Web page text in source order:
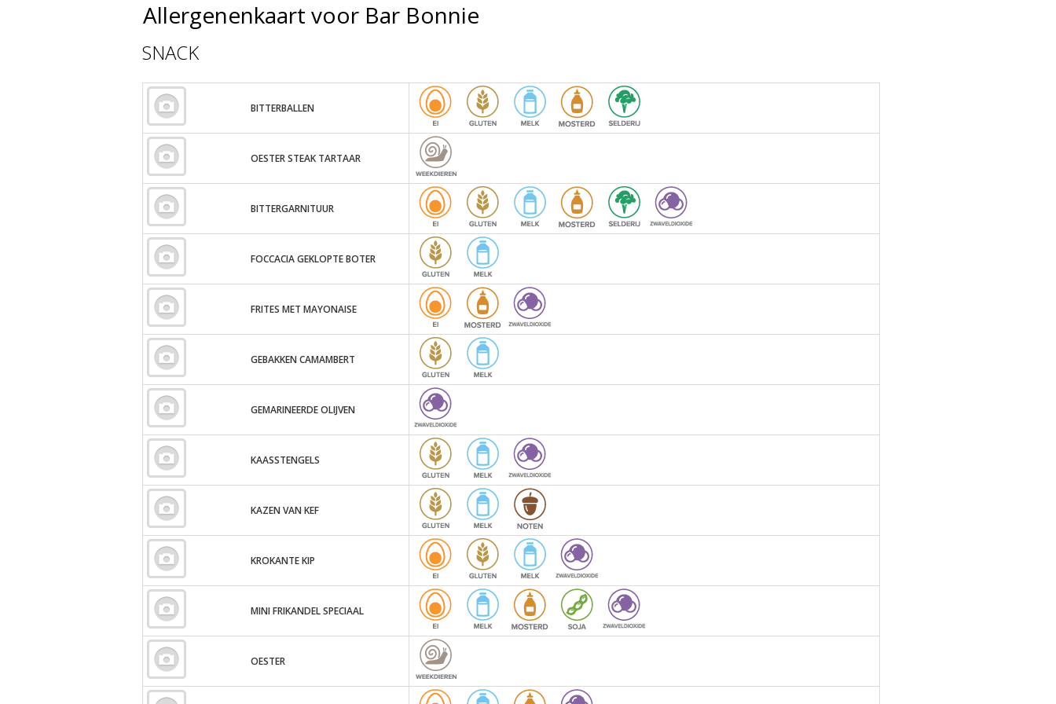
Allergenenkaart voor Bar Bonnie
SNACK
BITTERBALLEN
OESTER STEAK TARTAAR
BITTERGARNITUUR
FOCCACIA GEKLOPTE BOTER
FRITES MET MAYONAISE
GEBAKKEN CAMAMBERT
GEMARINEERDE OLIJVEN
KAASSTENGELS
KAZEN VAN KEF
KROKANTE KIP
MINI FRIKANDEL SPECIAAL
OESTER